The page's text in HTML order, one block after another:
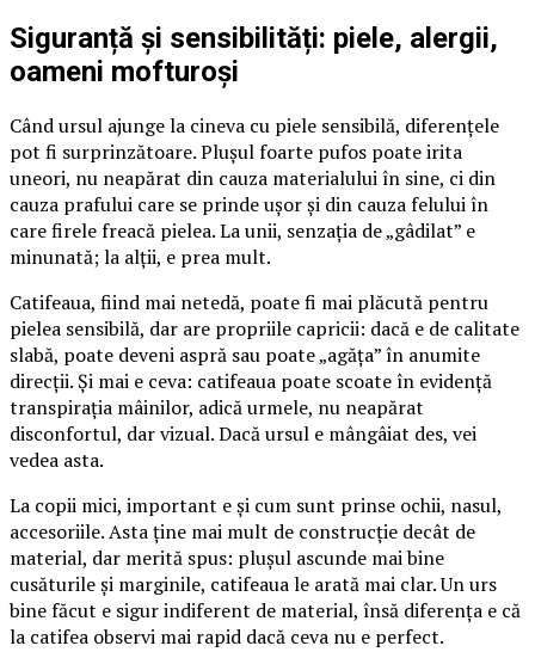
Siguranță și sensibilități: piele, alergii,
oameni mofturoși
Când ursul ajunge la cineva cu piele sensibilă, diferențele
pot fi surprinzătoare. Plușul foarte pufos poate irita
uneori, nu neapărat din cauza materialului în sine, ci din
cauza prafului care se prinde ușor și din cauza felului în
care firele freacă pielea. La unii, senzația de „gâdilat” e
minunată; la alții, e prea mult.
Catifeaua, fiind mai netedă, poate fi mai plăcută pentru
pielea sensibilă, dar are propriile capricii: dacă e de calitate
slabă, poate deveni aspră sau poate „agăța” în anumite
direcții. Și mai e ceva: catifeaua poate scoate în evidență
transpirația mâinilor, adică urmele, nu neapărat
disconfortul, dar vizual. Dacă ursul e mângâiat des, vei
vedea asta.
La copii mici, important e și cum sunt prinse ochii, nasul,
accesoriile. Asta ține mai mult de construcție decât de
material, dar merită spus: plușul ascunde mai bine
cusăturile și marginile, catifeaua le arată mai clar. Un urs
bine făcut e sigur indiferent de material, însă diferența e că
la catifea observi mai rapid dacă ceva nu e perfect.